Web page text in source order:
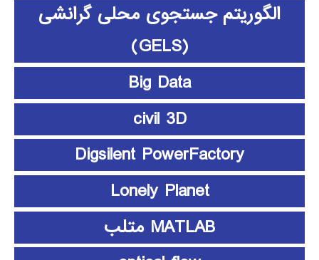
الگوریتم جستجوی محلی گرانشی
(GELS)
Big Data
civil 3D
Digsilent PowerFactory
Lonely Planet
MATLAB متلب